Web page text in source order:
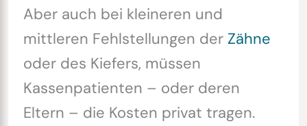
Aber auch bei kleineren und
mittleren Fehlstellungen der Zähne
oder des Kiefers, müssen
Kassenpatienten – oder deren
Eltern – die Kosten privat tragen.